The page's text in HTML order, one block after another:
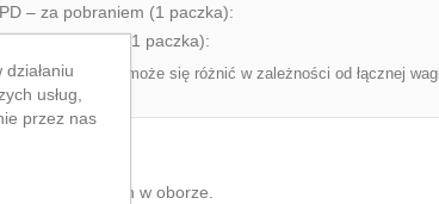
– za pobraniem (1 paczka):
– przedpłata (1 paczka):
koszt dostawy może się różnić w zależności od łącznej wagi
stanowiskowych w oborze.
usług,
przez nas